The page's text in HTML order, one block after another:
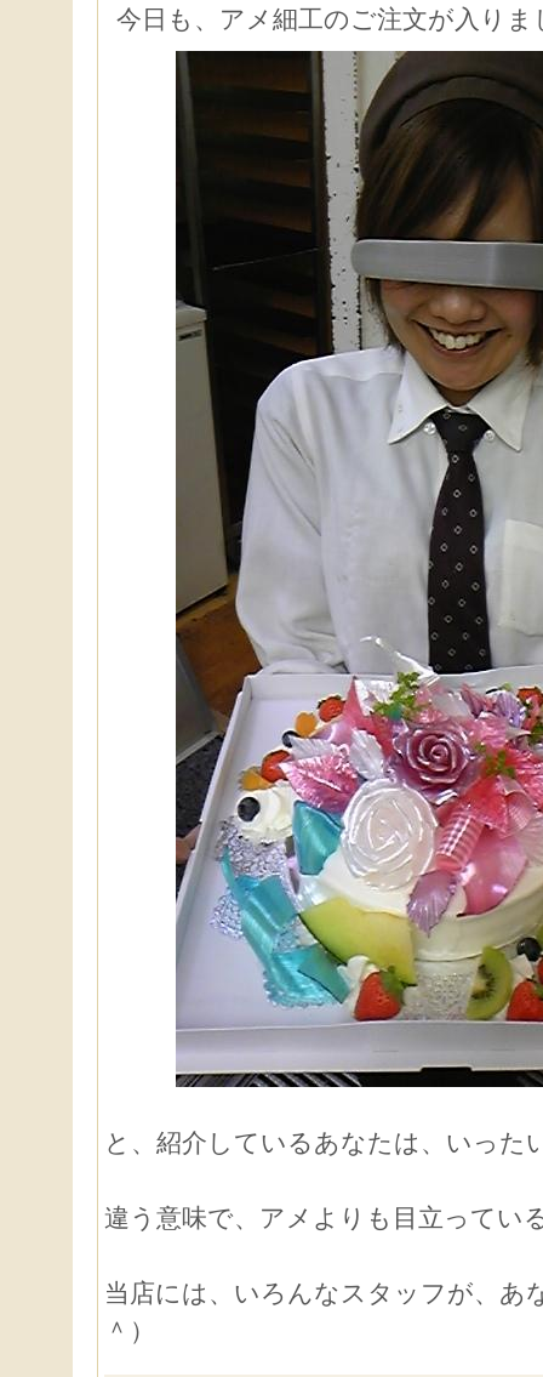
今日も、アメ細工のご注文が入りま
と、紹介しているあなたは、いった
違う意味で、アメよりも目立ってい
当店には、いろんなスタッフが、あ
＾）